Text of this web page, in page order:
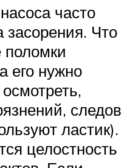
часто
засорения. Что
поломки
его нужно
следов
ластик).
целостность